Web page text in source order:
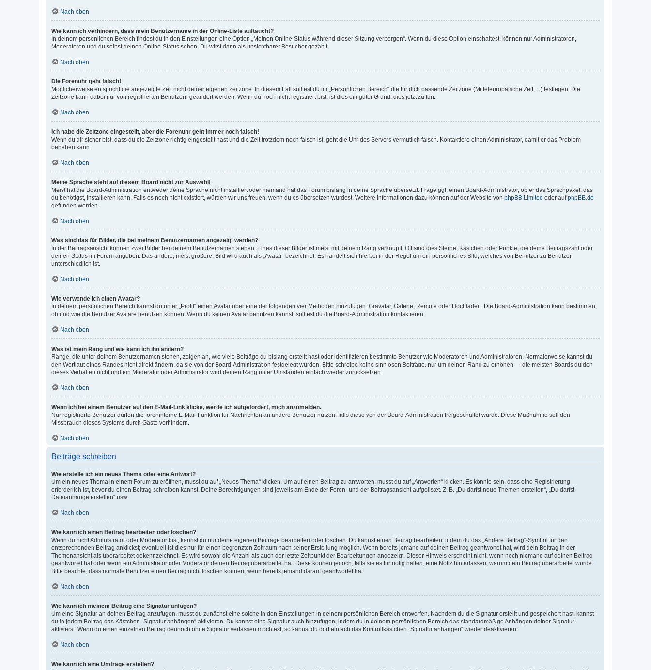
Nach oben
Wie kann ich verhindern, dass mein Benutzername in der Online-Liste auftaucht?
In deinem persönlichen Bereich findest du in den Einstellungen eine Option „Meinen Online-Status während dieser Sitzung verbergen“. Wenn du diese Option einschaltest, können nur Administratoren,
Moderatoren und du selbst deinen Online-Status sehen. Du wirst dann als unsichtbarer Besucher gezählt.
Nach oben
Die Forenuhr geht falsch!
Möglicherweise entspricht die angezeigte Zeit nicht deiner eigenen Zeitzone. In diesem Fall solltest du im „Persönlichen Bereich“ die für dich passende Zeitzone (Mitteleuropäische Zeit, ...) festlegen. Die
Zeitzone kann dabei nur von registrierten Benutzern geändert werden. Wenn du noch nicht registriert bist, ist dies ein guter Grund, dies jetzt zu tun.
Nach oben
Ich habe die Zeitzone eingestellt, aber die Forenuhr geht immer noch falsch!
Wenn du dir sicher bist, dass du die Zeitzone richtig eingestellt hast und die Zeit trotzdem noch falsch ist, geht die Uhr des Servers vermutlich falsch. Kontaktiere einen Administrator, damit er das Problem
beheben kann.
Nach oben
Meine Sprache steht auf diesem Board nicht zur Auswahl!
Meist hat die Board-Administration entweder deine Sprache nicht installiert oder niemand hat das Forum bislang in deine Sprache übersetzt. Frage ggf. einen Board-Administrator, ob er das Sprachpaket, das
du benötigst, installieren kann. Falls es noch nicht existiert, würden wir uns freuen, wenn du es übersetzen würdest. Weitere Informationen dazu können auf der Website von phpBB Limited oder aufphpBB.de
gefunden werden.
Nach oben
Was sind das für Bilder, die bei meinem Benutzernamen angezeigt werden?
In der Beitragsansicht können zwei Bilder bei deinem Benutzernamen stehen. Eines dieser Bilder ist meist mit deinem Rang verknüpft: Oft sind dies Sterne, Kästchen oder Punkte, die deine Beitragszahl oder
deinen Status im Forum angeben. Das andere, meist größere, Bild wird auch als „Avatar“ bezeichnet. Es handelt sich hierbei in der Regel um ein persönliches Bild, welches von Benutzer zu Benutzer
unterschiedlich ist.
Nach oben
Wie verwende ich einen Avatar?
In deinem persönlichen Bereich kannst du unter „Profil“ einen Avatar über eine der folgenden vier Methoden hinzufügen: Gravatar, Galerie, Remote oder Hochladen. Die Board-Administration kann bestimmen,
ob und wie die Benutzer Avatare benutzen können. Wenn du keinen Avatar benutzen kannst, solltest du die Board-Administration kontaktieren.
Nach oben
Was ist mein Rang und wie kann ich ihn ändern?
Ränge, die unter deinem Benutzernamen stehen, zeigen an, wie viele Beiträge du bislang erstellt hast oder identifizieren bestimmte Benutzer wie Moderatoren und Administratoren. Normalerweise kannst du
den Wortlaut eines Ranges nicht direkt ändern, da sie von der Board-Administration festgelegt wurden. Bitte schreibe keine sinnlosen Beiträge, nur um deinen Rang zu erhöhen — die meisten Boards dulden
dieses Verhalten nicht und ein Moderator oder Administrator wird deinen Rang unter Umständen einfach wieder zurücksetzen.
Nach oben
Wenn ich bei einem Benutzer auf den E-Mail-Link klicke, werde ich aufgefordert, mich anzumelden.
Nur registrierte Benutzer dürfen die foreninterne E-Mail-Funktion für Nachrichten an andere Benutzer nutzen, falls diese von der Board-Administration freigeschaltet wurde. Diese Maßnahme soll den
Missbrauch dieses Systems durch Gäste verhindern.
Nach oben
Beiträge schreiben
Wie erstelle ich ein neues Thema oder eine Antwort?
Um ein neues Thema in einem Forum zu eröffnen, musst du auf „Neues Thema“ klicken. Um auf einen Beitrag zu antworten, musst du auf „Antworten“ klicken. Es könnte sein, dass eine Registrierung
erforderlich ist, bevor du einen Beitrag schreiben kannst. Deine Berechtigungen sind jeweils am Ende der Foren- und der Beitragsansicht aufgelistet. Z. B. „Du darfst neue Themen erstellen“, „Du darfst
Dateianhänge erstellen“ usw.
Nach oben
Wie kann ich einen Beitrag bearbeiten oder löschen?
Wenn du nicht Administrator oder Moderator bist, kannst du nur deine eigenen Beiträge bearbeiten oder löschen. Du kannst einen Beitrag bearbeiten, indem du das „Ändere Beitrag“-Symbol für den
entsprechenden Beitrag anklickst; eventuell ist dies nur für einen begrenzten Zeitraum nach seiner Erstellung möglich. Wenn bereits jemand auf deinen Beitrag geantwortet hat, wird dein Beitrag in der
Themenansicht als überarbeitet gekennzeichnet. Es wird sowohl die Anzahl als auch der letzte Zeitpunkt der Bearbeitungen angezeigt. Dieser Hinweis erscheint nicht, wenn noch niemand auf deinen Beitrag
geantwortet hat oder wenn ein Administrator oder Moderator deinen Beitrag überarbeitet hat. Diese können jedoch, falls sie es für nötig halten, eine Notiz hinterlassen, warum dein Beitrag überarbeitet wurde.
Bitte beachte, dass normale Benutzer einen Beitrag nicht löschen können, wenn bereits jemand darauf geantwortet hat.
Nach oben
Wie kann ich meinem Beitrag eine Signatur anfügen?
Um eine Signatur an deinen Beitrag anzufügen, musst du zunächst eine solche in den Einstellungen in deinem persönlichen Bereich entwerfen. Nachdem du die Signatur erstellt und gespeichert hast, kannst
du in jedem Beitrag das Kästchen „Signatur anhängen“ aktivieren. Du kannst eine Signatur auch hinzufügen, indem du in deinem persönlichen Bereich das standardmäßige Anhängen deiner Signatur
aktivierst. Wenn du einen einzelnen Beitrag dennoch ohne Signatur verfassen möchtest, so kannst du dort einfach das Kontrollkästchen „Signatur anhängen“ wieder deaktivieren.
Nach oben
Wie kann ich eine Umfrage erstellen?